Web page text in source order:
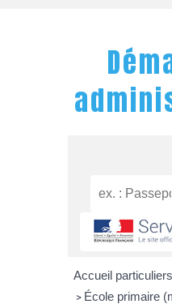
Accueil particuliers
> École primaire